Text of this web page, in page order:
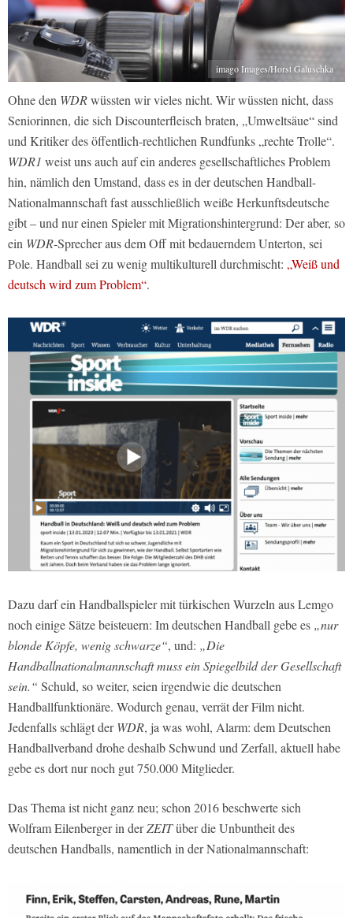
imago Images/Horst Galuschka
Ohne den WDRwüssten wir vieles nicht. Wir wüssten nicht, dass
Seniorinnen, die sich Discounterfleisch braten, „Umweltsäue“ sind
und Kritiker des öffentlich-rechtlichen Rundfunks „rechte Trolle“.
WDR1 weist uns auch auf ein anderes gesellschaftliches Problem
hin, nämlich den Umstand, dass es in der deutschen Handball-
Nationalmannschaft fast ausschließlich weiße Herkunftsdeutsche
gibt – und nur einen Spieler mit Migrationshintergrund: Der aber, so
ein WDR-Sprecher aus dem Off mit bedauerndem Unterton, sei
Pole. Handball sei zu wenig multikulturell durchmischt: „Weiß und
deutsch wird zum Problem“.
Dazu darf ein Handballspieler mit türkischen Wurzeln aus Lemgo
noch einige Sätze beisteuern: Im deutschen Handball gebe es „nur
blonde Köpfe, wenig schwarze“, und: „Die
Handballnationalmannschaft muss ein Spiegelbild der Gesellschaft
sein.“ Schuld, so weiter, seien irgendwie die deutschen
Handballfunktionäre. Wodurch genau, verrät der Film nicht.
Jedenfalls schlägt derWDR, ja was wohl, Alarm: dem Deutschen
Handballverband drohe deshalb Schwund und Zerfall, aktuell habe
gebe es dort nur noch gut 750.000 Mitglieder.
Das Thema ist nicht ganz neu; schon 2016 beschwerte sich
Wolfram Eilenberger in derZEITüber die Unbuntheit des
deutschen Handballs, namentlich in der Nationalmannschaft: